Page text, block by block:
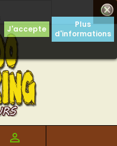

J'accepte
Plus
d'informations
